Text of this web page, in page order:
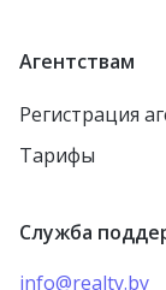
Агентствам
Регистрация
Тарифы
Служба
info@realty.by